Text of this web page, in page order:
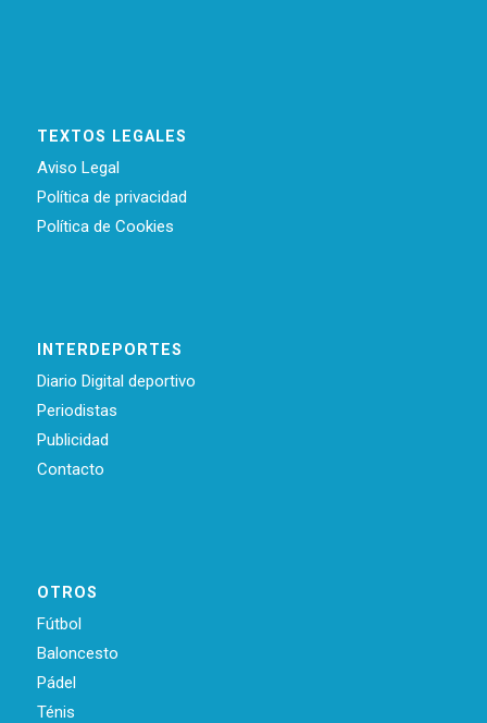
TEXTOS LEGALES
Aviso Legal
Política de privacidad
Política de Cookies
INTERDEPORTES
Diario Digital deportivo
Periodistas
Publicidad
Contacto
OTROS
Fútbol
Baloncesto
Pádel
Ténis